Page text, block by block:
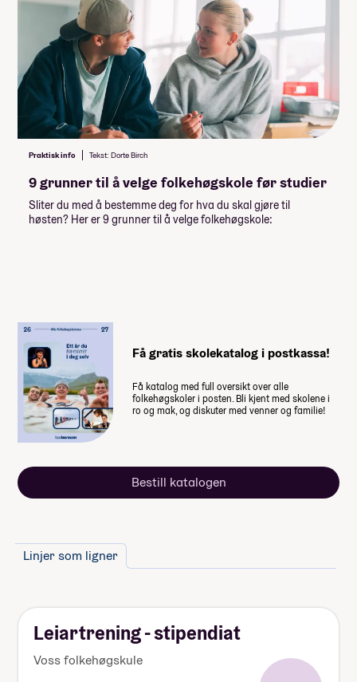
FORM LAB - Arkitektur & Kunst
Praktisk info Tekst: Dorte Birch
9 grunner til å velge folkehøgskole før studier
Sliter du med å bestemme deg for hva du skal gjøre til
høsten? Her er 9 grunner til å velge folkehøgskole:
Få gratis skolekatalog i postkassa!
Få katalog med full oversikt over alle
folkehøgskoler i posten. Bli kjent med skolene i
ro og mak, og diskuter med venner og familie!
Bestill katalogen
Linjer som ligner
Leiartrening - stipendiat
Voss folkehøgskule